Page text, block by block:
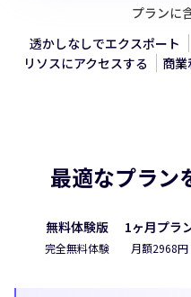
プランに
透かしなしでエクスポート
リソスにアクセスする
商
最適なプラン
無料体験版 1ヶ月プラ
完全無料体験 月額2968円